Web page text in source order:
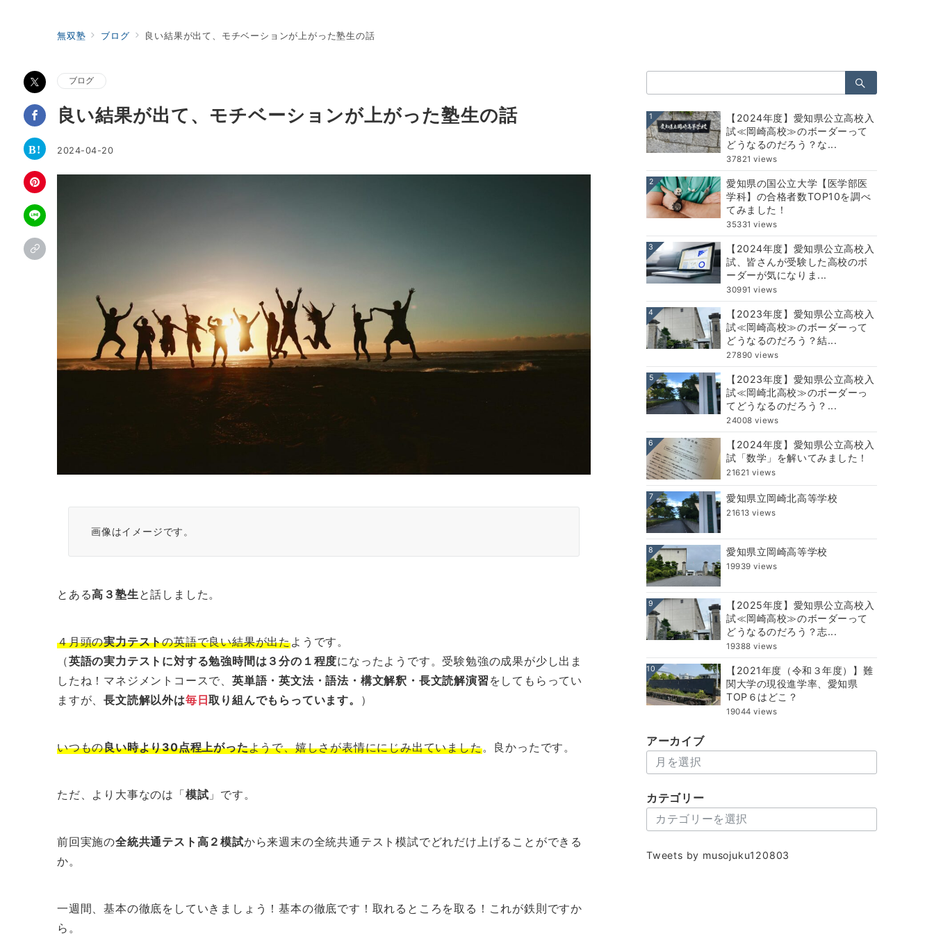
無双塾 ブログ 良い結果が出て、モチベーションが上がった塾生の話
ブログ
良い結果が出て、モチベーションが上がった塾生の話
2024-04-20
画像はイメージです。
とある高３塾生と話しました。
４月頭の実力テストの英語で良い結果が出たようです。
（英語の実力テストに対する勉強時間は３分の１程度になったようです。受験勉強の成果が少し出ま
したね！マネジメントコースで、英単語・英文法・語法・構文解釈・長文読解演習 をしてもらってい
ますが、長文読解以外は毎日取り組んでもらっています。 ）
いつもの良い時より30点程上がったようで、嬉しさが表情ににじみ出ていました。良かったです。
ただ、より大事なのは「模試 」です。
前回実施の全統共通テスト高２模試から来週末の全統共通テスト模試でどれだけ上げることができる
か。
一週間、基本の徹底をしていきましょう！基本の徹底です！取れるところを取る！これが鉄則ですか
ら。
索：
1
【2024年度】愛知県公立高校入
試≪岡崎高校≫のボーダーって
どうなるのだろう？な...
37821 views
2
愛知県の国公立大学【医学部医
学科】の合格者数TOP10を調べ
てみました！
35331 views
3
【2024年度】愛知県公立高校入
試、皆さんが受験した高校のボ
ーダーが気になりま...
30991 views
4
【2023年度】愛知県公立高校入
試≪岡崎高校≫のボーダーって
どうなるのだろう？結...
27890 views
5
【2023年度】愛知県公立高校入
試≪岡崎北高校≫のボーダーっ
てどうなるのだろう？...
24008 views
6
【2024年度】愛知県公立高校入
試「数学」を解いてみました！
21621 views
7 愛知県立岡崎北高等学校
21613 views
8 愛知県立岡崎高等学校
19939 views
9
【2025年度】愛知県公立高校入
試≪岡崎高校≫のボーダーって
どうなるのだろう？志...
19388 views
10
【2021年度（令和３年度）】難
関大学の現役進学率、愛知県
TOP６はどこ？
19044 views
アーカイブ
ー
イ
カテゴリー
テ
リ
Tweets by musojuku120803